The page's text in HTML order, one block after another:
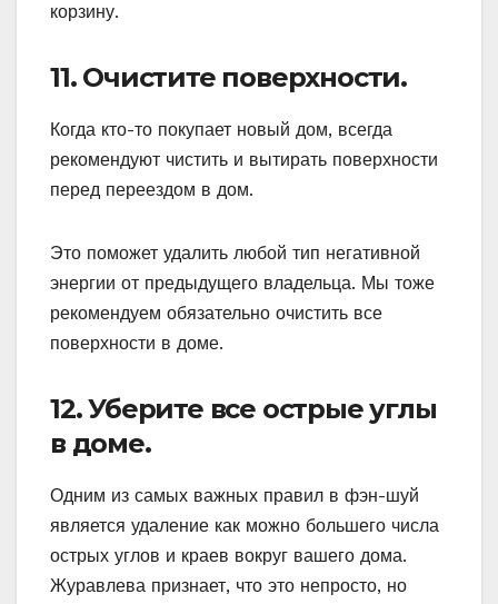
корзину.
11. Очистите поверхности.
Когда кто-то покупает новый дом, всегда
рекомендуют чистить и вытирать поверхности
перед переездом в дом.
Это поможет удалить любой тип негативной
энергии от предыдущего владельца. Мы тоже
рекомендуем обязательно очистить все
поверхности в доме.
12. Уберите все острые углы
в доме.
Одним из самых важных правил в фэн-шуй
является удаление как можно большего числа
острых углов и краев вокруг вашего дома.
Журавлева признает, что это непросто, но